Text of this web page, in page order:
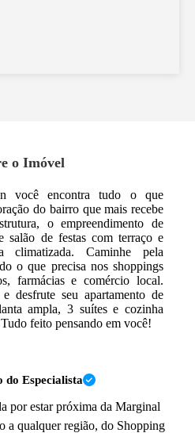
o Imóvel
você encontra tudo o que
do bairro que mais recebe
o empreendimento de
salão de festas com terraço e
climatizada. Caminhe pela
o que precisa nos shoppings
farmácias e comércio local.
desfrute seu apartamento de
ampla, 3 suítes e cozinha
feito pensando em você!
do Especialista
por estar próxima da Marginal
a qualquer região, do Shopping